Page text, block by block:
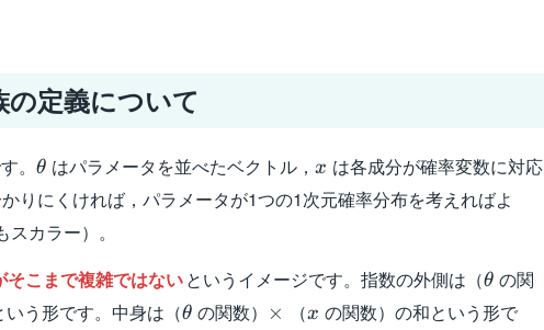
の定義について
。 \theta
θ はパラメータを並べたベクトル，x
x は各成分が確率変数に対応
りにくければ，パラメータが1つの1次元確率分布を考えればよ
スカラー）。
そこまで複雑ではないというイメージです。指数の外側は（\theta
θ の関
う形です。中身は（\theta
θ の関数） \times
× （x
x の関数）の和という形で